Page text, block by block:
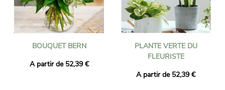
BOUQUET BERN
A partir de 52,39 €
PLANTE VERTE DU
FLEURISTE
A partir de 52,39 €